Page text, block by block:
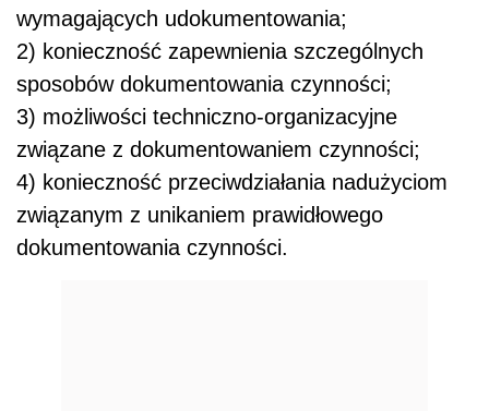
wymagających udokumentowania;
2) konieczność zapewnienia szczególnych
sposobów dokumentowania czynności;
3) możliwości techniczno-organizacyjne
związane z dokumentowaniem czynności;
4) konieczność przeciwdziałania nadużyciom
związanym z unikaniem prawidłowego
dokumentowania czynności.